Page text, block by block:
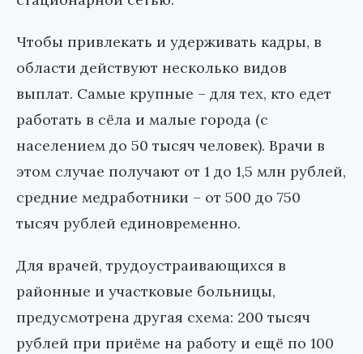
Чтобы привлекать и удерживать кадры, в
области действуют несколько видов
выплат. Самые крупные – для тех, кто едет
работать в сёла и малые города (с
населением до 50 тысяч человек). Врачи в
этом случае получают от 1 до 1,5 млн рублей,
средние медработники – от 500 до 750
тысяч рублей единовременно.
Для врачей, трудоустраивающихся в
районные и участковые больницы,
предусмотрена другая схема: 200 тысяч
рублей при приёме на работу и ещё по 100